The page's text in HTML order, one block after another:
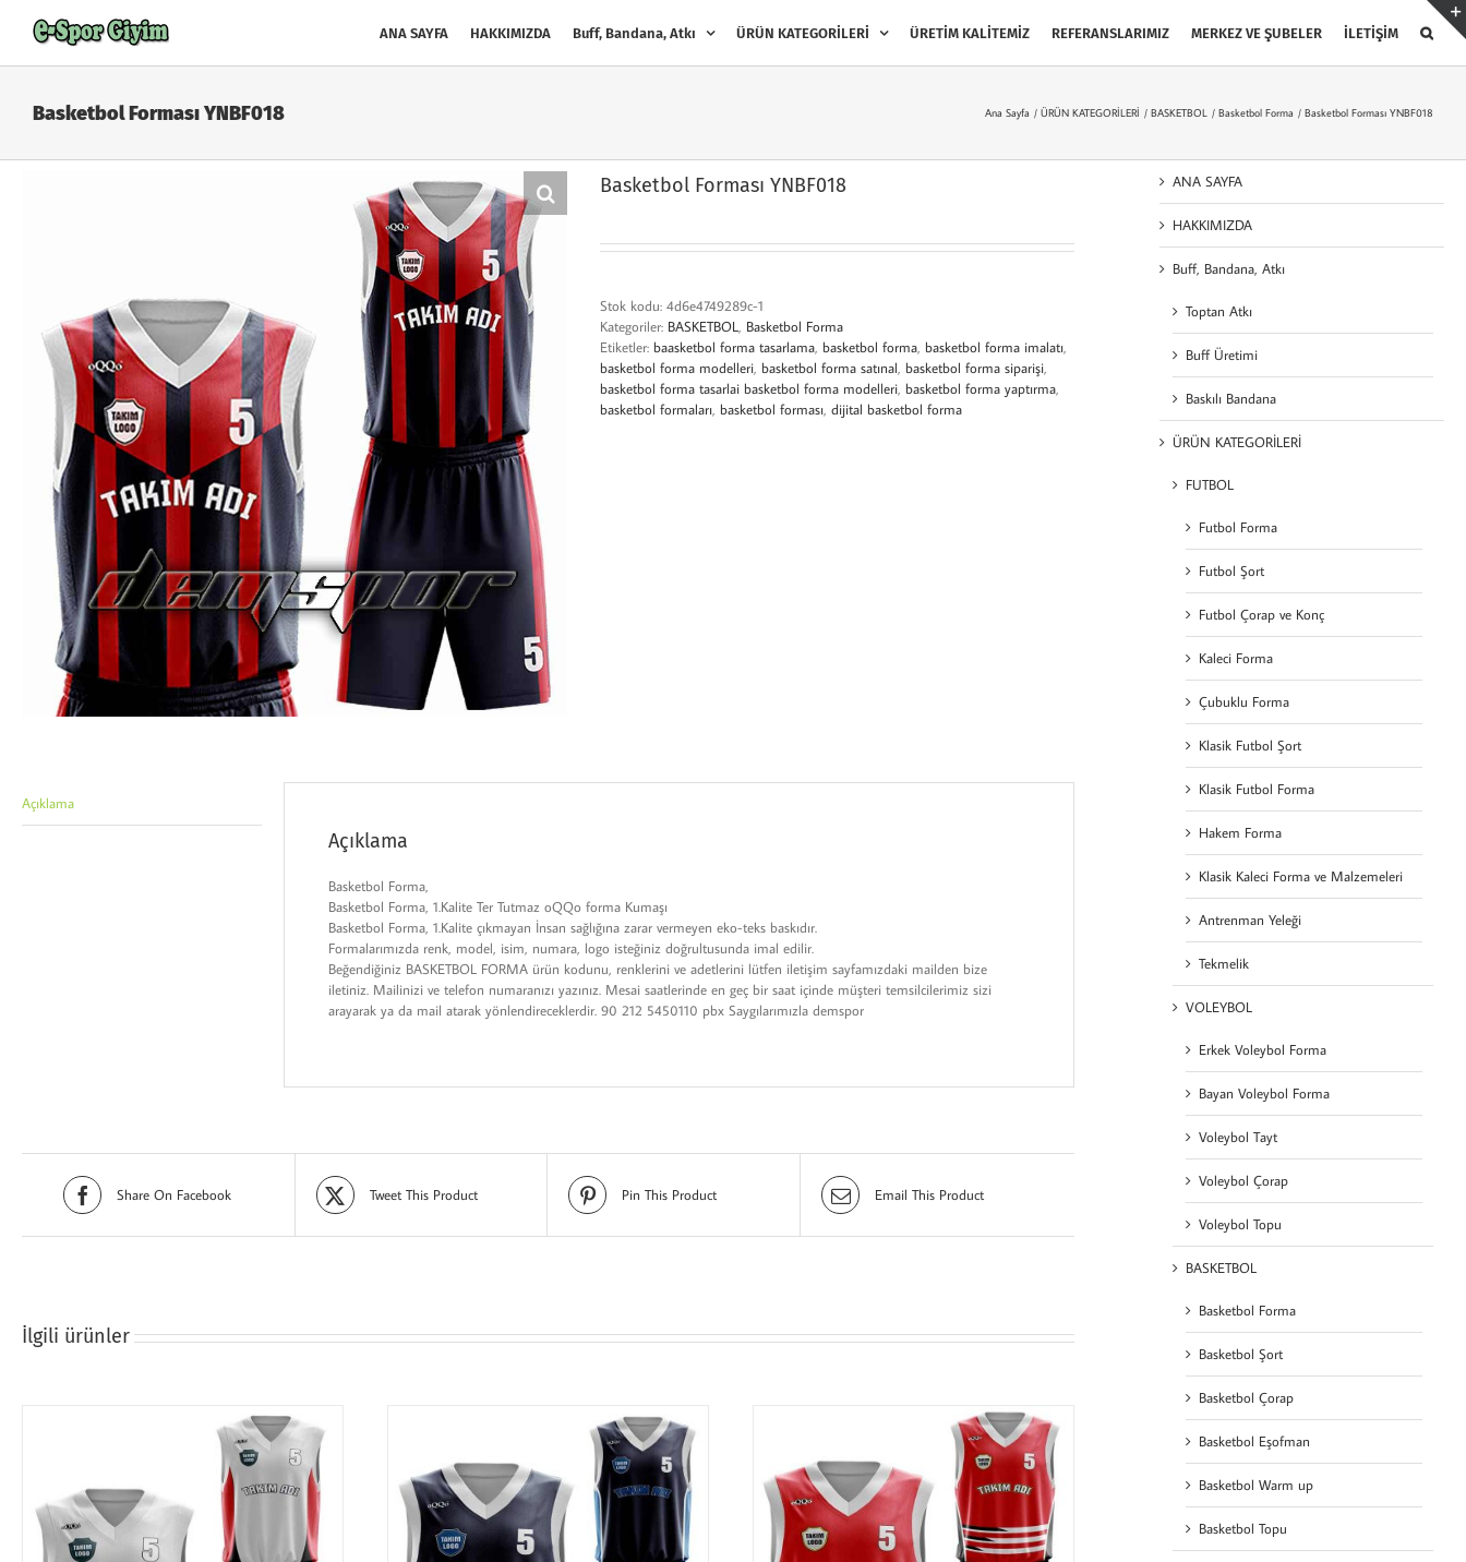
content
ANA SAYFA HAKKIMIZDA Buff, Bandana, Atkı ÜRÜN KATEGORİLERİ ÜRETİM KALİTEMİZ REFERANSLARIMIZ MERKEZ VE ŞUBELER İLETİŞİM
Basketbol Forması YNBF018 Ana Sayfa ÜRÜN KATEGORİLERİ BASKETBOL Basketbol Forma Basketbol Forması YNBF018
Basketbol Forması YNBF018
Stok kodu: 4d6e4749289c-1
Kategoriler: BASKETBOL
Basketbol Forma
Etiketler: baasketbol forma tasarlama basketbol forma basketbol forma imalatı
basketbol forma modelleri basketbol forma satınal basketbol forma siparişi
basketbol forma tasarlai basketbol forma modelleri basketbol forma yaptırma
basketbol formaları basketbol forması dijital basketbol forma
Açıklama
Açıklama
Basketbol Forma,
Basketbol Forma, 1.Kalite Ter Tutmaz oQQo forma Kumaşı
Basketbol Forma, 1.Kalite çıkmayan İnsan sağlığına zarar vermeyen eko-teks baskıdır.
Formalarımızda renk, model, isim, numara, logo isteğiniz doğrultusunda imal edilir.
Beğendiğiniz BASKETBOL FORMA ürün kodunu, renklerini ve adetlerini lütfen iletişim sayfamızdaki mailden bize
iletiniz. Mailinizi ve telefon numaranızı yazınız. Mesai saatlerinde en geç bir saat içinde müşteri temsilcilerimiz sizi
arayarak ya da mail atarak yönlendireceklerdir. 90 212 5450110 pbx Saygılarımızla demspor
Share On Facebook Tweet This Product Pin This Product Email This Product
İlgili ürünler
ANA SAYFA
HAKKIMIZDA
Buff, Bandana, Atkı
Toptan Atkı
Buff Üretimi
Baskılı Bandana
ÜRÜN KATEGORİLERİ
FUTBOL
Futbol Forma
Futbol Şort
Futbol Çorap ve Konç
Kaleci Forma
Çubuklu Forma
Klasik Futbol Şort
Klasik Futbol Forma
Hakem Forma
Klasik Kaleci Forma ve Malzemeleri
Antrenman Yeleği
Tekmelik
VOLEYBOL
Erkek Voleybol Forma
Bayan Voleybol Forma
Voleybol Tayt
Voleybol Çorap
Voleybol Topu
BASKETBOL
Basketbol Forma
Basketbol Şort
Basketbol Çorap
Basketbol Eşofman
Basketbol Warm up
Basketbol Topu